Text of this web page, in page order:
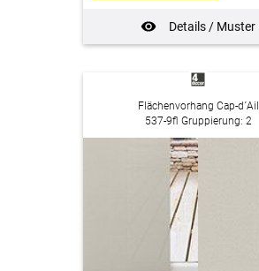
Details / Muster
Flächenvorhang Cap-d´Ail
537-9fl Gruppierung: 2